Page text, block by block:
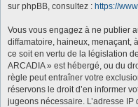
sur phpBB, consultez : https://
Vous vous engagez à ne publier
diffamatoire, haineux, menaçant,
ce soit en vertu de la législation
ARCADIA » est hébergé, ou du
règle peut entraîner votre
réservons le droit d’en informer
jugeons nécessaire. L’adresse